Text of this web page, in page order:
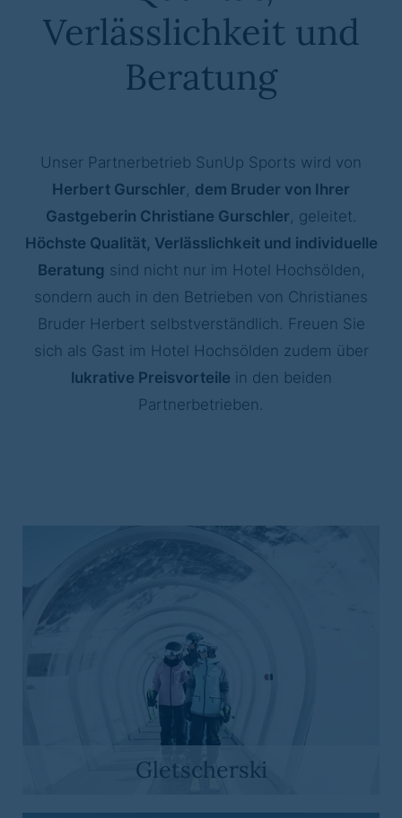
Verlässlichkeit und
Beratung
Unser Partnerbetrieb SunUp Sports wird von
Herbert Gurschler, dem Bruder von Ihrer
Gastgeberin Christiane Gurschler, geleitet.
Höchste Qualität, Verlässlichkeit und individuelle
Beratung sind nicht nur im Hotel Hochsölden,
sondern auch in den Betrieben von Christianes
Bruder Herbert selbstverständlich. Freuen Sie
sich als Gast im Hotel Hochsölden zudem über
lukrative Preisvorteile in den beiden
Partnerbetrieben.
Gletscherski